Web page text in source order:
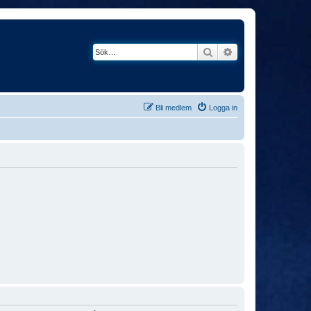
Sök
Logga in
Bli medlem